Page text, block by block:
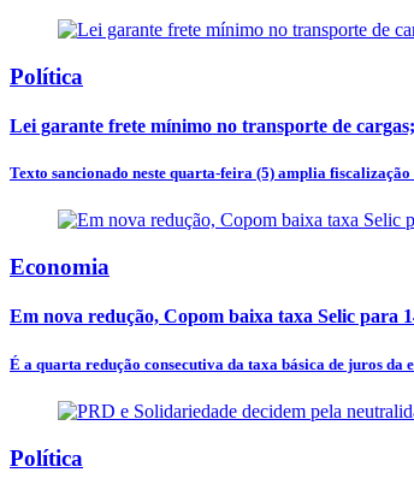
Política
Lei garante frete mínimo no transporte de
Texto sancionado neste quarta-feira (5) amplia
Economia
Em nova redução, Copom baixa taxa Selic para
É a quarta redução consecutiva da taxa básica de juros da
Política